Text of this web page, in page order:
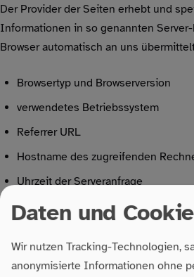
Der Provider der Seiten erhebt und
Informationen in so genannten
Browser automatisch an uns
Browsertyp und Browserversion
verwendetes Betriebssystem
Referrer URL
Hostname des zugreifenden
Uhrzeit der Serveranfrage
IP-Adresse
Datenquellen wird nicht vorgenommen.
Daten und
Wir nutzen Tracking-Technologien,
anonymisierte Informationen ohne